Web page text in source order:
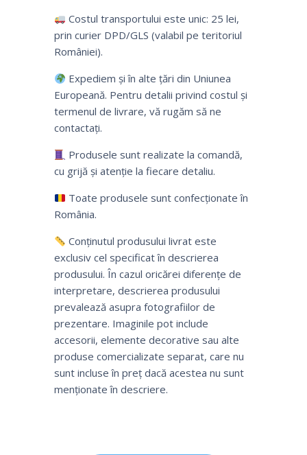
Costul transportului este unic: 25 lei,
prin curier DPD/GLS (valabil pe teritoriul
României).
Expediem și în alte țări din Uniunea
Europeană. Pentru detalii privind costul și
termenul de livrare, vă rugăm să ne
contactați.
Produsele sunt realizate la comandă,
cu grijă și atenție la fiecare detaliu.
Toate produsele sunt confecționate în
România.
Conținutul produsului livrat este
exclusiv cel specificat în descrierea
produsului. În cazul oricărei diferențe de
interpretare, descrierea produsului
prevalează asupra fotografiilor de
prezentare. Imaginile pot include
accesorii, elemente decorative sau alte
produse comercializate separat, care nu
sunt incluse în preț dacă acestea nu sunt
menționate în descriere.